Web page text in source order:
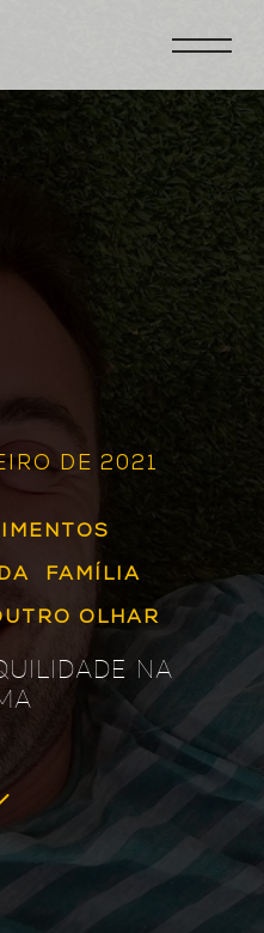
DE 2021
FAMÍLIA
OLHAR
NA